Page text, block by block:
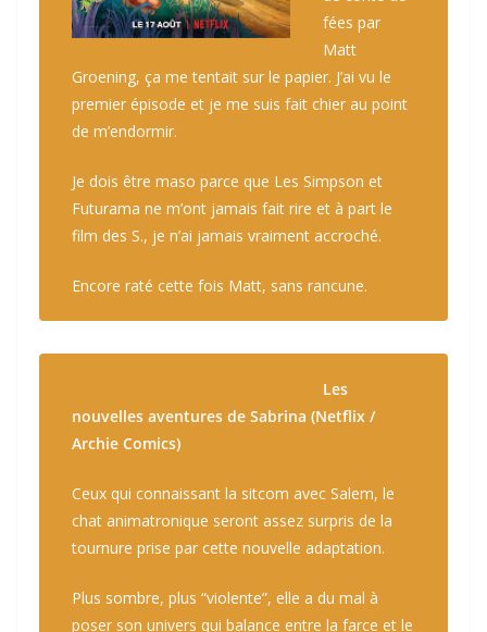
fées par
Matt
Groening, ça me tentait sur le papier. J’ai vu le
premier épisode et je me suis fait chier au point
de m’endormir.
Je dois être maso parce que Les Simpson et
Futurama ne m’ont jamais fait rire et à part le
film des S., je n’ai jamais vraiment accroché.
Encore raté cette fois Matt, sans rancune.
Les
nouvelles aventures de Sabrina (Netflix /
Archie Comics)
Ceux qui connaissant la sitcom avec Salem, le
chat animatronique seront assez surpris de la
tournure prise par cette nouvelle adaptation.
Plus sombre, plus “violente”, elle a du mal à
poser son univers qui balance entre la farce et le